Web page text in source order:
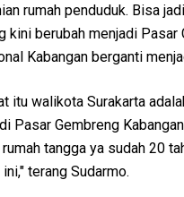
rumah penduduk. Bisa
berubah menjadi Pasar
Kabangan berganti
itu walikota Surakarta
Pasar Gembreng
tangga ya sudah 20
terang Sudarmo.